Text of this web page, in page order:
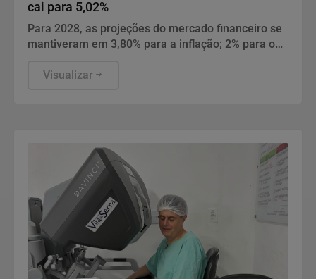
cai para 5,02%
Para 2028, as projeções do mercado financeiro se
mantiveram em 3,80% para a inflação; 2% para o
a taxa Selic.
Visualizar